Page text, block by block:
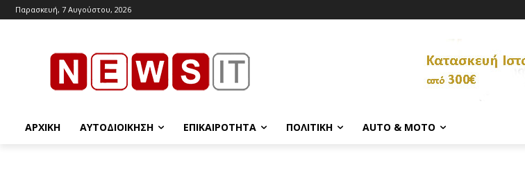
Παρασκευή, 7 Αυγούστου, 2026
ΑΡΧΙΚΉ ΑΥΤΟΔΙΟΊΚΗΣΗ ΕΠΙΚΑΙΡΌΤΗΤΑ ΠΟΛΙΤΙΚΉ AUTO & MOTO